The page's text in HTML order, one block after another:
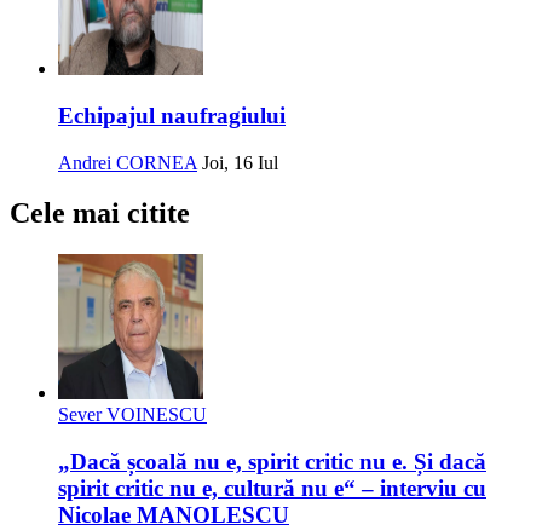
Echipajul naufragiului
Andrei CORNEA Joi, 16 Iul
Cele mai citite
Sever VOINESCU
„Dacă școală nu e, spirit critic nu e. Și dacă
spirit critic nu e, cultură nu e“ – interviu cu
Nicolae MANOLESCU